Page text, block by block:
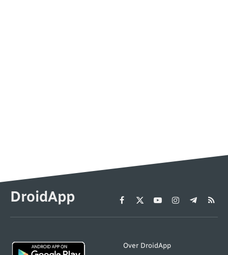
DroidApp Facebook
X
(Twitter)
YouTubeInstagram
Telegram
RSS
Over DroidApp